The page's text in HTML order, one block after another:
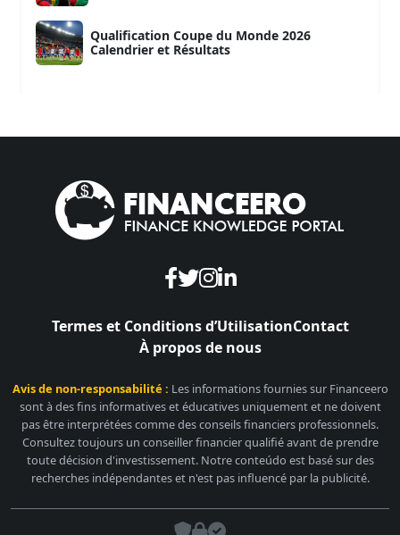
Qualification Coupe du Monde 2026
Calendrier et Résultats
Termes et Conditions d’UtilisationContact
À propos de nous
Avis de non-responsabilité : Les informations fournies sur Financeero
sont à des fins informatives et éducatives uniquement et ne doivent
pas être interprétées comme des conseils financiers professionnels.
Consultez toujours un conseiller financier qualifié avant de prendre
toute décision d'investissement. Notre conteúdo est basé sur des
recherches indépendantes et n'est pas influencé par la publicité.